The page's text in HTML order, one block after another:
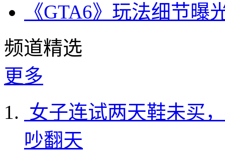
《GTA6》玩法细节
频道精选
更多
女子连试两天鞋未买
吵翻天